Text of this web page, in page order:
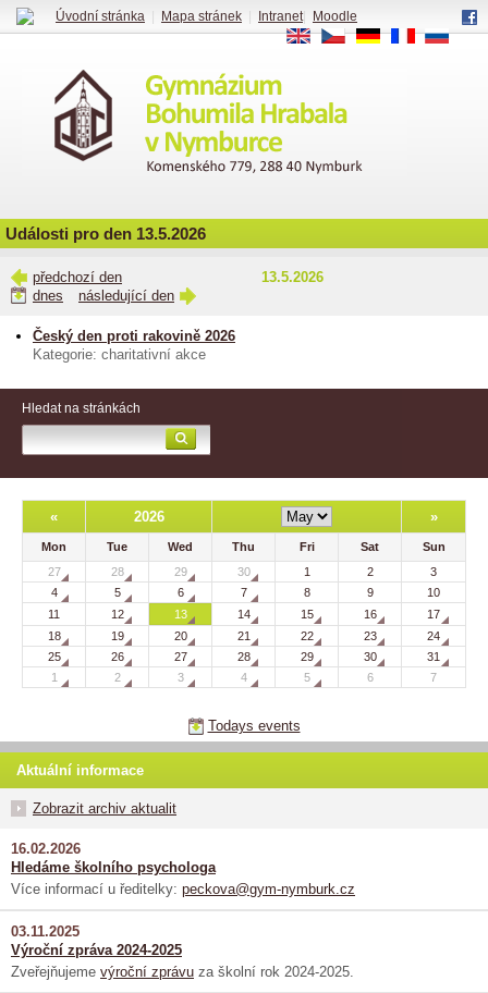
Události pro den 13.5.2026
předchozí den
13.5.2026
dnes
následující den
Český den proti rakovině 2026
Kategorie: charitativní akce
Hledat na stránkách
« 2026 »
Mon Tue Wed Thu Fri Sat
Sun
27
28 29 30 1 2
3
4
5 6 7 8 9
10
11
12 13 14 15 16
17
18
19 20 21 22 23
24
25
26 27 28 29 30
31
1
2 3 4 5 6 7
Todays events
Aktuální informace
Zobrazit archiv aktualit
16.02.2026
Hledáme školního psychologa
Více informací u ředitelky: peckova@gym-nymburk.cz
03.11.2025
Výroční zpráva 2024-2025
Zveřejňujeme výroční zprávu za školní rok 2024-2025.
Úvodní stránka Mapa stránek Intranet|
Moodle
EN
CS DE FR RU